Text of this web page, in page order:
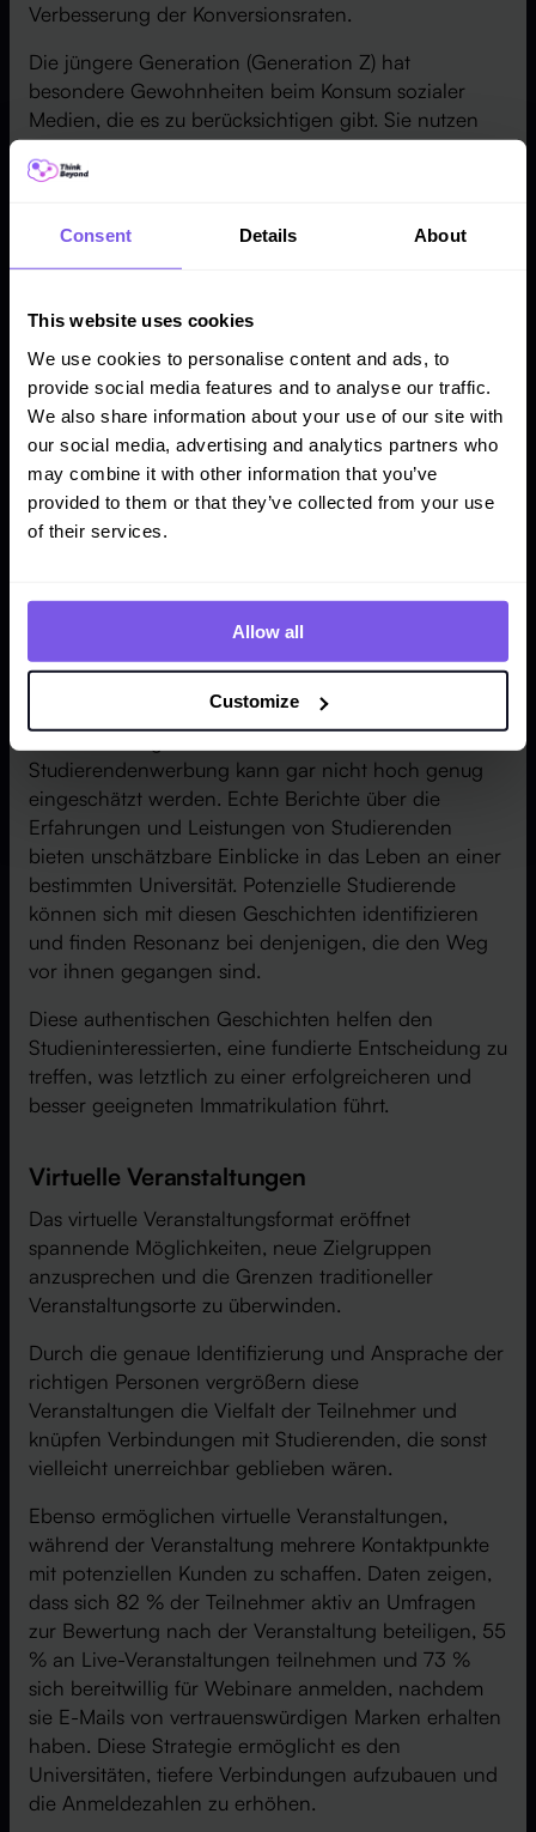
Consent Details About
This website uses cookies
We use cookies to personalise content and ads, to
provide social media features and to analyse our traffic.
We also share information about your use of our site with
our social media, advertising and analytics partners who
may combine it with other information that you’ve
provided to them or that they’ve collected from your use
of their services.
Allow all
Customize
Verbesserung der Konversionsraten.
Die jüngere Generation (Generation Z) hat
besondere Gewohnheiten beim Konsum sozialer
Medien, die es zu berücksichtigen gibt. Sie nutzen
spezifische Plattformen wie TikTok, die bei vielen
Hochschulen nicht zu den beliebtesten
Publikum zu erreichen, müssen sie es jedoch in ihre
Marketingstrategie einbeziehen.
Testimonials von Studierenden
Bei der komplizierten Auswahl der richtigen
Universität für ein Hochschulstudium gehen die
Kandidaten auf eine gründliche Forschungsreise.
Während sie ihre Optionen durchgehen, beeinflusst
ein wichtiges Element oft ihre Entscheidungen: der
soziale Beweis. Erfahrungen von Studierenden
für ihre Bildungswünsche zu finden. Diese Zeugnisse,
die auf Universitätswebsites und über verschiedene
Social-Media-Kanäle geteilt werden, dienen als
Zeichen der Glaubwürdigkeit und Authentizität.
Studierendenwerbung kann gar nicht hoch genug
eingeschätzt werden. Echte Berichte über die
Erfahrungen und Leistungen von Studierenden
bieten unschätzbare Einblicke in das Leben an einer
bestimmten Universität. Potenzielle Studierende
können sich mit diesen Geschichten identifizieren
und finden Resonanz bei denjenigen, die den Weg
vor ihnen gegangen sind.
Diese authentischen Geschichten helfen den
Studieninteressierten, eine fundierte Entscheidung zu
treffen, was letztlich zu einer erfolgreicheren und
besser geeigneten Immatrikulation führt.
Virtuelle Veranstaltungen
Das virtuelle Veranstaltungsformat eröffnet
spannende Möglichkeiten, neue Zielgruppen
anzusprechen und die Grenzen traditioneller
Veranstaltungsorte zu überwinden.
Durch die genaue Identifizierung und Ansprache der
richtigen Personen vergrößern diese
Veranstaltungen die Vielfalt der Teilnehmer und
knüpfen Verbindungen mit Studierenden, die sonst
vielleicht unerreichbar geblieben wären.
Ebenso ermöglichen virtuelle Veranstaltungen,
während der Veranstaltung mehrere Kontaktpunkte
mit potenziellen Kunden zu schaffen. Daten zeigen,
dass sich 82 % der Teilnehmer aktiv an Umfragen
zur Bewertung nach der Veranstaltung beteiligen, 55
% an Live-Veranstaltungen teilnehmen und 73 %
sich bereitwillig für Webinare anmelden, nachdem
sie E-Mails von vertrauenswürdigen Marken erhalten
haben. Diese Strategie ermöglicht es den
Universitäten, tiefere Verbindungen aufzubauen und
die Anmeldezahlen zu erhöhen.